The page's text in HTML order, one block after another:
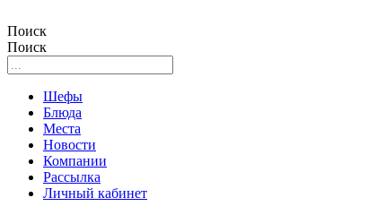
Поиск
Поиск
Шефы
Блюда
Места
Новости
Компании
Рассылка
Личный кабинет